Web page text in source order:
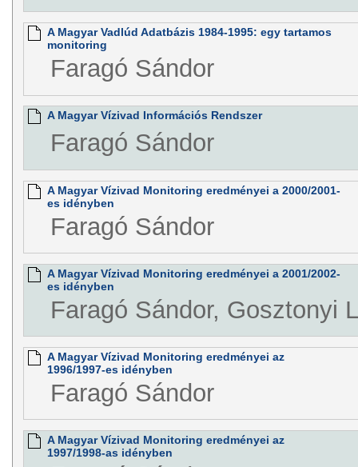
A Magyar Vadlúd Adatbázis 1984-1995: egy tartamos
monitoring
Faragó Sándor
A Magyar Vízivad Információs Rendszer
Faragó Sándor
A Magyar Vízivad Monitoring eredményei a 2000/2001-
es idényben
Faragó Sándor
A Magyar Vízivad Monitoring eredményei a 2001/2002-
es idényben
Faragó Sándor, Gosztonyi
A Magyar Vízivad Monitoring eredményei az
1996/1997-es idényben
Faragó Sándor
A Magyar Vízivad Monitoring eredményei az
1997/1998-as idényben